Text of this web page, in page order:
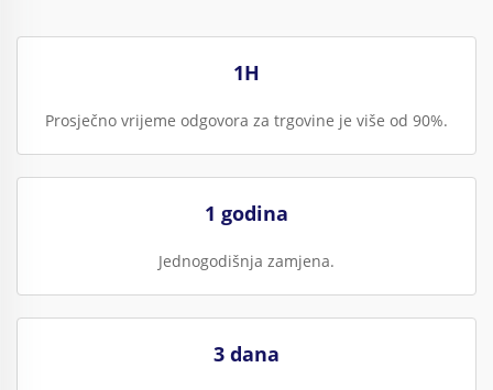
1H
Prosječno vrijeme odgovora za trgovine je više od 90%.
1 godina
Jednogodišnja zamjena.
3 dana